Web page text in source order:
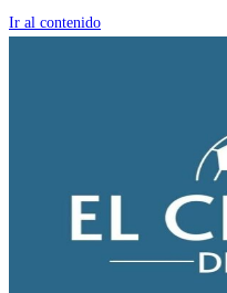
Ir al contenido